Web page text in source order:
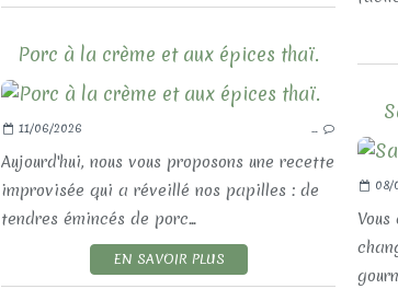
Porc à la crème et aux épices thaï.
11/06/2026 …
Aujourd'hui, nous vous proposons une recette
improvisée qui a réveillé nos papilles : de
tendres émincés de porc...
EN SAVOIR PLUS
08/